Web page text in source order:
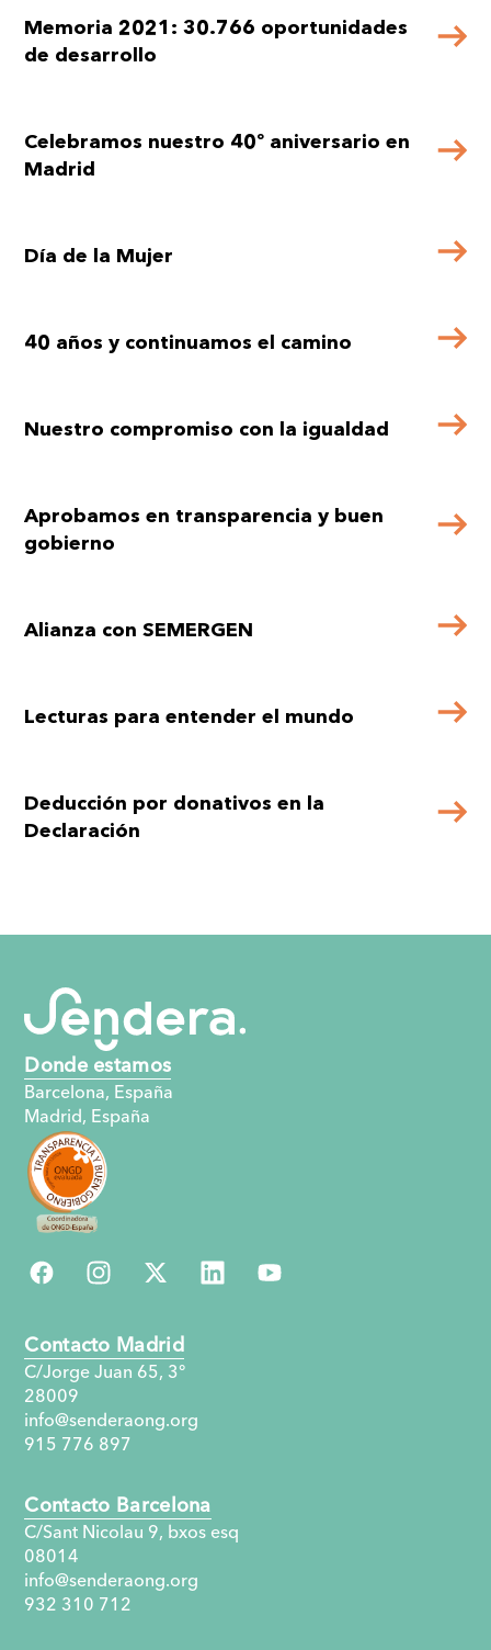
Memoria 2021: 30.766 oportunidades
de desarrollo
Celebramos nuestro 40º aniversario en
Madrid
Día de la Mujer
40 años y continuamos el camino
Nuestro compromiso con la igualdad
Aprobamos en transparencia y buen
gobierno
Alianza con SEMERGEN
Lecturas para entender el mundo
Deducción por donativos en la
Declaración
Donde estamos
Barcelona, España
Madrid, España
Contacto Madrid
C/Jorge Juan 65, 3°
28009
info@senderaong.org
915 776 897
Contacto Barcelona
C/Sant Nicolau 9, bxos esq
08014
info@senderaong.org
932 310 712